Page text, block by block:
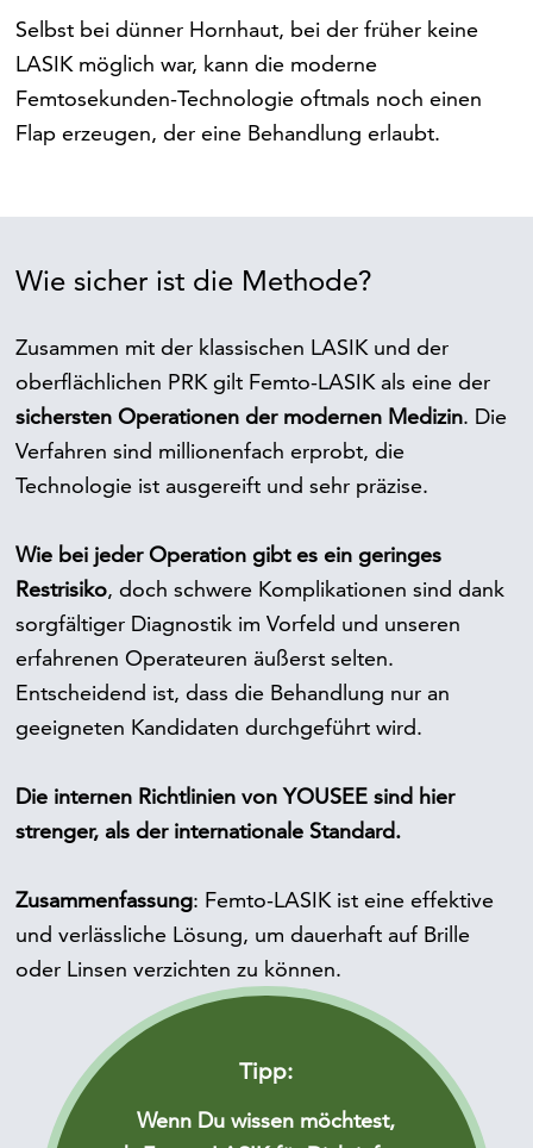
Selbst bei dünner Hornhaut, bei der früher keine
LASIK möglich war, kann die moderne
Femtosekunden-Technologie oftmals noch einen
Flap erzeugen, der eine Behandlung erlaubt.
Wie sicher ist die Methode?
Zusammen mit der klassischen LASIK und der
oberflächlichen PRK gilt Femto-LASIK als eine der
sichersten Operationen der modernen Medizin. Die
Verfahren sind millionenfach erprobt, die
Technologie ist ausgereift und sehr präzise.
Wie bei jeder Operation gibt es ein geringes
Restrisiko, doch schwere Komplikationen sind dank
sorgfältiger Diagnostik im Vorfeld und unseren
erfahrenen Operateuren äußerst selten.
Entscheidend ist, dass die Behandlung nur an
geeigneten Kandidaten durchgeführt wird.
Die internen Richtlinien von YOUSEE sind hier
strenger, als der internationale Standard.
Zusammenfassung: Femto-LASIK ist eine effektive
und verlässliche Lösung, um dauerhaft auf Brille
oder Linsen verzichten zu können.
Tipp:
Wenn Du wissen möchtest,